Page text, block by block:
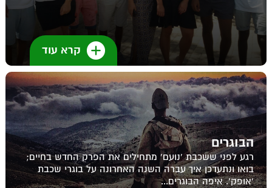
קרא עוד
הבוגרים
רגע לפני ששכבת 'נועם' מתחילים את הפרק החדש בחיים;
בואו ונתעדכן איך עברה השנה האחרונה על בוגרי שכבת
'אופק'. איפה הבוגרים...